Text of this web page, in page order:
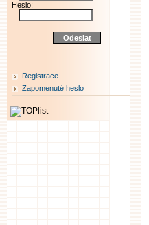
Heslo:
Registrace
Zapomenuté heslo